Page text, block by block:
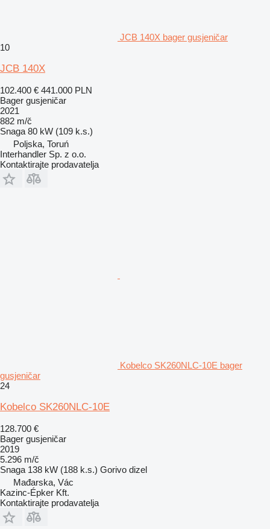
JCB 140X bager gusjeničar
10
JCB 140X
102.400 € 441.000 PLN
Bager gusjeničar
2021
882 m/č
Snaga 80 kW (109 k.s.)
Poljska, Toruń
Interhandler Sp. z o.o.
Kontaktirajte prodavatelja
Kobelco SK260NLC-10E bager
gusjeničar
24
Kobelco SK260NLC-10E
128.700 €
Bager gusjeničar
2019
5.296 m/č
Snaga 138 kW (188 k.s.) Gorivo dizel
Mađarska, Vác
Kazinc-Épker Kft.
Kontaktirajte prodavatelja